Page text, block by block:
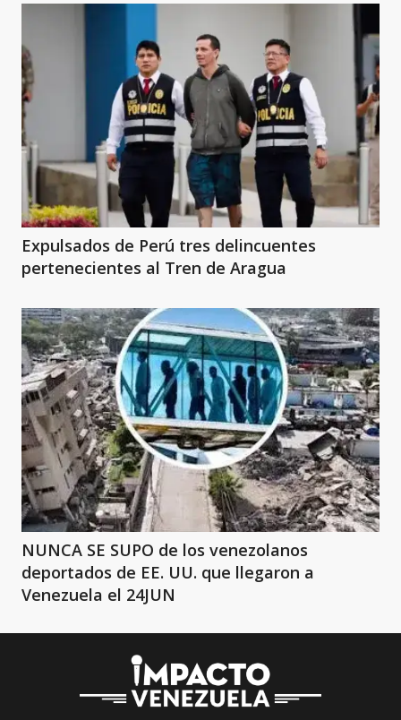
Expulsados de Perú tres delincuentes
pertenecientes al Tren de Aragua
NUNCA SE SUPO de los venezolanos
deportados de EE. UU. que llegaron a
Venezuela el 24JUN